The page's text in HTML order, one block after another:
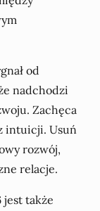
od
nadchodzi
Zachęca
intuicji. Usuń
rozwój,
relacje.
jest także